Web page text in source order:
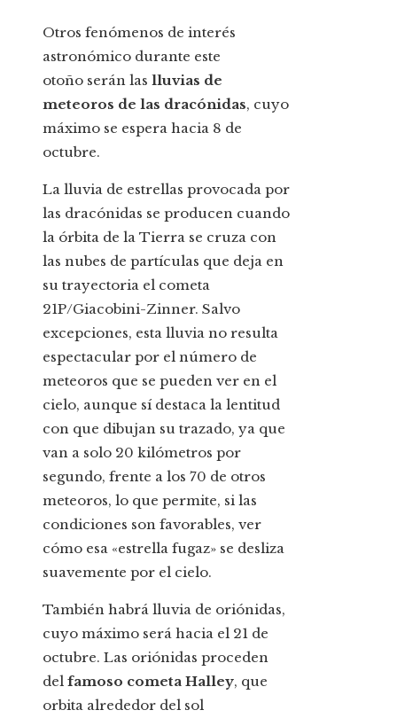
Otros fenómenos de interés
astronómico durante este
otoño serán las lluvias de
meteoros de las dracónidas, cuyo
máximo se espera hacia 8 de
octubre.
La lluvia de estrellas provocada por
las dracónidas se producen cuando
la órbita de la Tierra se cruza con
las nubes de partículas que deja en
su trayectoria el cometa
21P/Giacobini-Zinner. Salvo
excepciones, esta lluvia no resulta
espectacular por el número de
meteoros que se pueden ver en el
cielo, aunque sí destaca la lentitud
con que dibujan su trazado, ya que
van a solo 20 kilómetros por
segundo, frente a los 70 de otros
meteoros, lo que permite, si las
condiciones son favorables, ver
cómo esa «estrella fugaz» se desliza
suavemente por el cielo.
También habrá lluvia de oriónidas,
cuyo máximo será hacia el 21 de
octubre. Las oriónidas proceden
del famoso cometa Halley, que
orbita alrededor del sol